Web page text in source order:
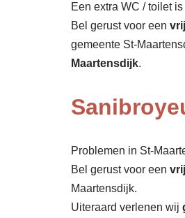
Een extra WC / toilet
Bel gerust voor een
gemeente St-
Maartensdijk.
Problemen in St-
Bel gerust voor een
Maartensdijk.
Uiteraard verlenen wij